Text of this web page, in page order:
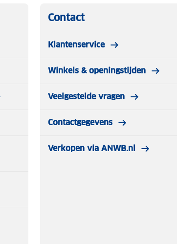
Contact
Klantenservice
Winkels & openingstijden
Veelgestelde vragen
Contactgegevens
Verkopen via ANWB.nl